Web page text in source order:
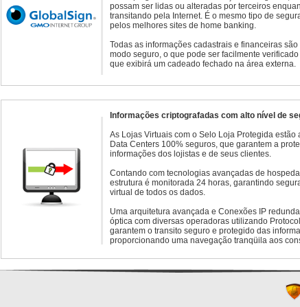
possam ser lidas ou alteradas por terceiros
transitando pela Internet. É o mesmo tipo de
pelos melhores sites de home banking.
Todas as informações cadastrais e financeiras
modo seguro, o que pode ser facilmente
que exibirá um cadeado fechado na área externa.
Informações criptografadas com alto nível de
As Lojas Virtuais com o Selo Loja Protegida estão
Data Centers 100% seguros, que garantem a
informações dos lojistas e de seus clientes.
Contando com tecnologias avançadas de
estrutura é monitorada 24 horas, garantindo
virtual de todos os dados.
Uma arquitetura avançada e Conexões IP
óptica com diversas operadoras utilizando
garantem o transito seguro e protegido das
proporcionando uma navegação tranqüila aos